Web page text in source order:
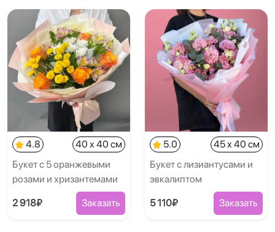
4.8
40 x 40 см
Букет с 5 оранжевыми
розами и хризантемами
2 918₽ Заказать
5.0
45 x 40 см
Букет с лизиантусами и
эвкалиптом
5 110₽ Заказать